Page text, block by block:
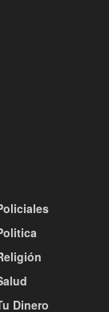
Dinero